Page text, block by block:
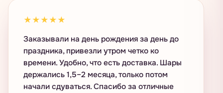
★★★★★
Заказывали на день рождения за день до
праздника, привезли утром четко ко
времени. Удобно, что есть доставка. Шары
держались 1,5–2 месяца, только потом
начали сдуваться. Спасибо за отличные